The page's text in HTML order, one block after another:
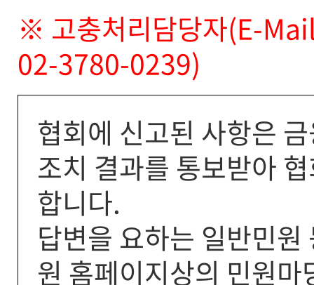
※ 고충처리담당자(E-
02-3780-0239)
협회에 신고된 사항은
조치 결과를 통보받아
합니다.
답변을 요하는 일반민
원 홈페이지상의 민원